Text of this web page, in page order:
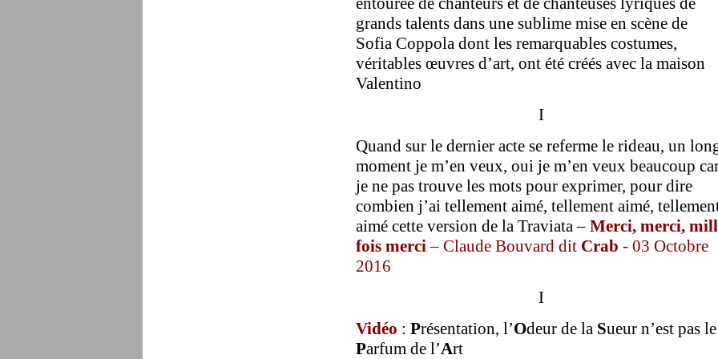
grands talents dans une sublime mise en scène de
Sofia Coppola dont les remarquables costumes,
véritables œuvres d’art, ont été créés avec la maison
Valentino
I
Quand sur le dernier acte se referme le rideau, un
moment je m’en veux, oui je m’en veux beaucoup
je ne pas trouve les mots pour exprimer, pour dire
combien j’ai tellement aimé, tellement aimé,
aimé cette version de la Traviata – Merci, merci,
fois merci – Claude Bouvard dit Crab - 03 Octobre
2016
I
Vidéo : Présentation, l’Odeur de la Sueur n’est pas le
Parfum de l’Art